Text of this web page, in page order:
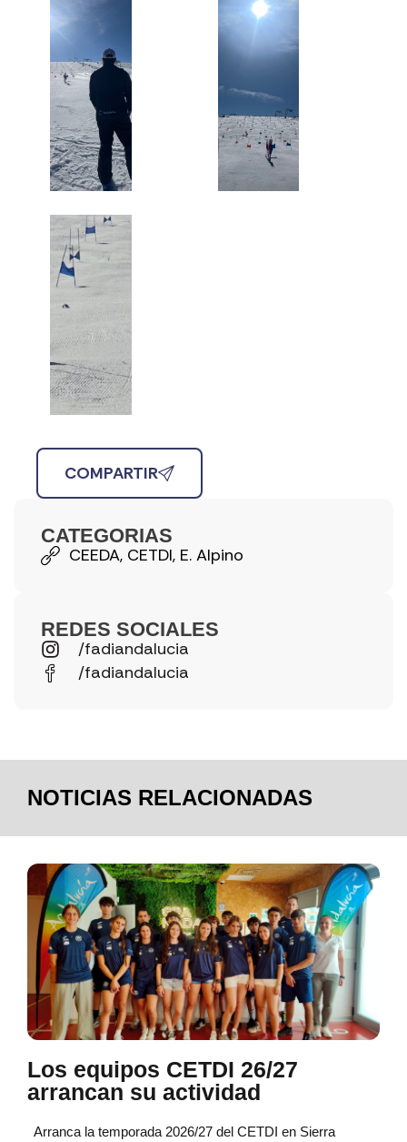
COMPARTIR
CATEGORIAS
CEEDA, CETDI, E. Alpino
REDES SOCIALES
/fadiandalucia
/fadiandalucia
NOTICIAS RELACIONADAS
Los equipos CETDI 26/27
arrancan su actividad
Arranca la temporada 2026/27 del CETDI en Sierra